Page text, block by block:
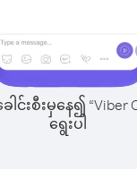
င်းစီးမှနေ၍ “Viber
ရွေးပါ